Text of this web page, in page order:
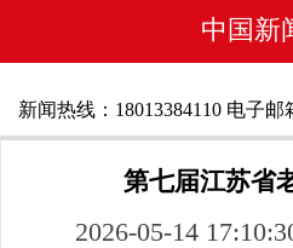
中国新
新闻热线：18013384110 电子邮
第七届江苏省
2026-05-14